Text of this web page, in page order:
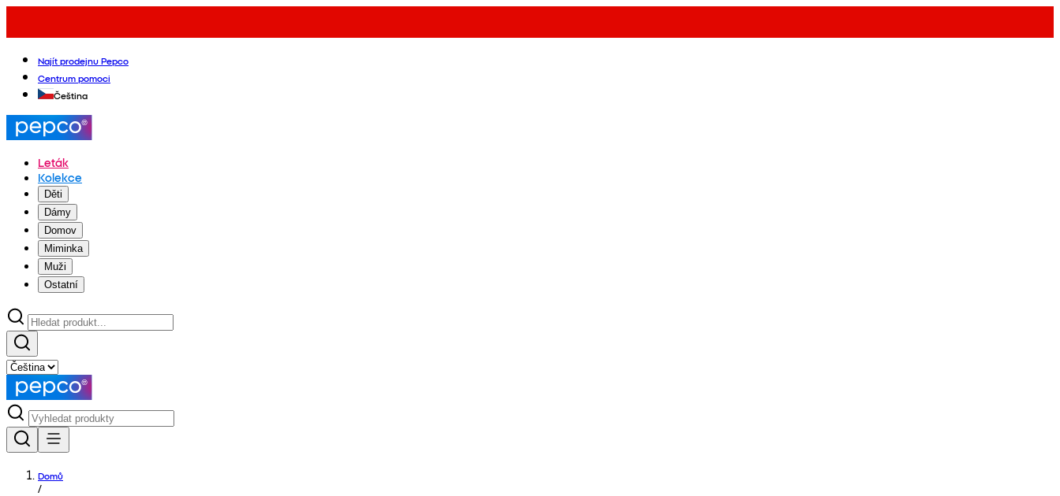
Najít prodejnu Pepco
Centrum pomoci
Čeština
Leták
Kolekce
Děti
Dámy
Domov
Miminka
Muži
Ostatní
Domů
/